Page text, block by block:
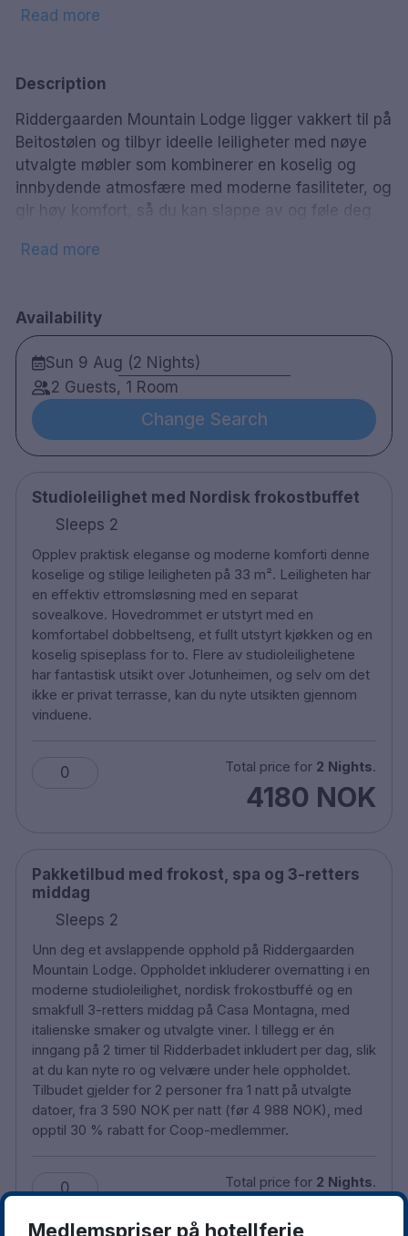
hot_tubBoblebad
spaSpa
business_center child_care
chairLounge smoke_freeRøykfrie rom
deckUtendørs servering local_parkingParkering mot
betaling
child_careBarneklubb
Read more
Description
Riddergaarden Mountain Lodge ligger vakkert til på
Beitostølen og tilbyr ideelle leiligheter med nøye
utvalgte møbler som kombinerer en koselig og
innbydende atmosfære med moderne fasiliteter, og
gir høy komfort, så du kan slappe av og føle deg
gulv eller trekker på deg fjellstøvlene etter en aktiv
utsikt over alpinbakken og Jotunheimen. Her får du
alt du trenger – og litt til! Velkommen til
Riddergaarden, hvor natur, komfort og luksus
skaper minner for livet.
29 rum
Hårføner
Te/kaffe i rom
Restaurant
Bar
Bar i spaen
Sauna
Spa
Pool
Jacuzzi
Rullestolvennlig
Ladestasjon for elbiler
Read more
Availability
Sun 9 Aug (2 Nights)
2 Guests, 1 Room
Change Search
Studioleilighet med Nordisk frokostbuffet
Sleeps 2
Opplev praktisk eleganse og moderne komforti denne
koselige og stilige leiligheten på 33 m². Leiligheten har
en effektiv ettromsløsning med en separat
sovealkove. Hovedrommet er utstyrt med en
komfortabel dobbeltseng, et fullt utstyrt kjøkken og en
koselig spiseplass for to. Flere av studioleilighetene
har fantastisk utsikt over Jotunheimen, og selv om det
ikke er privat terrasse, kan du nyte utsikten gjennom
vinduene.
0 Total price for 2 Nights.
4180 NOK
Pakketilbud med frokost, spa og 3-retters
middag
Sleeps 2
Unn deg et avslappende opphold på Riddergaarden
Mountain Lodge. Oppholdet inkluderer overnatting i en
moderne studioleilighet, nordisk frokostbuffé og en
smakfull 3-retters middag på Casa Montagna, med
italienske smaker og utvalgte viner. I tillegg er én
inngang på 2 timer til Ridderbadet inkludert per dag, slik
at du kan nyte ro og velvære under hele oppholdet.
Tilbudet gjelder for 2 personer fra 1 natt på utvalgte
datoer, fra 3 590 NOK per natt (før 4 988 NOK), med
opptil 30 % rabatt for Coop-medlemmer.
0 Total price for 2 Nights.
Medlemspriser på hotellferie